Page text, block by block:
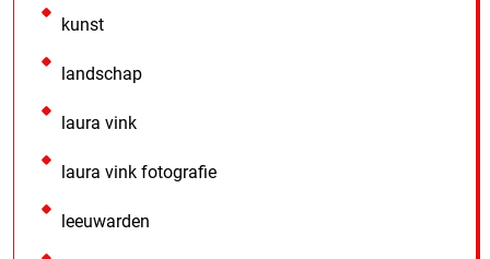
kunst
landschap
laura vink
laura vink fotografie
leeuwarden